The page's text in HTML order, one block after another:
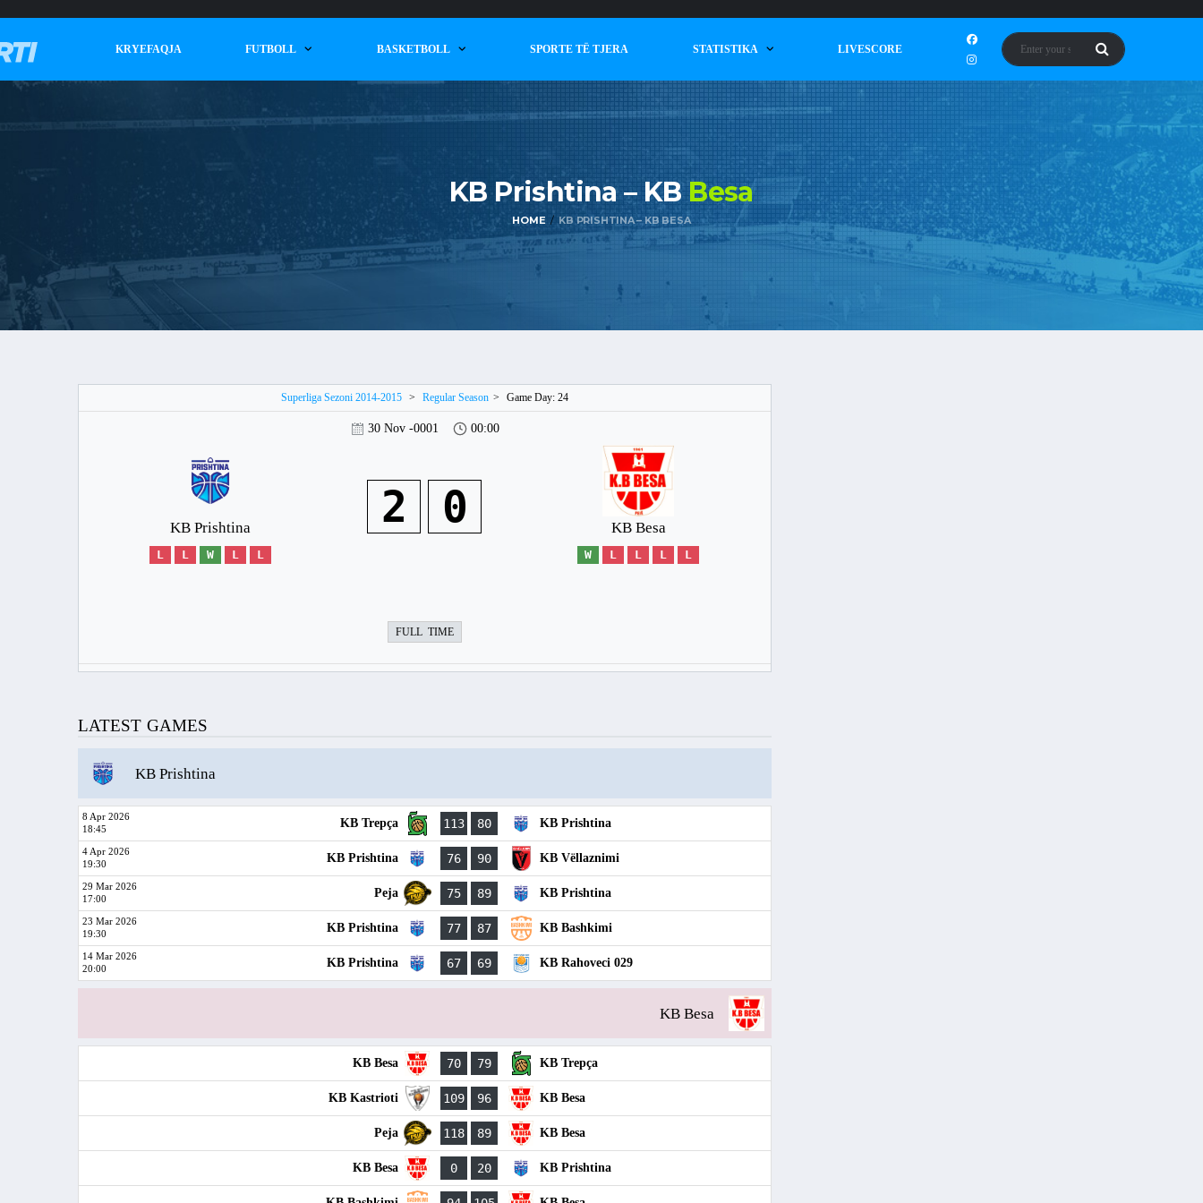
KRYEFAQJA FUTBOLL BASKETBOLL SPORTE TË TJERA STATISTIKA LIVESCORE
KB Prishtina – KBBesa
HOME KB PRISHTINA – KB BESA
Superliga Sezoni 2014-2015 > Regular Season > Game Day: 24
30 Nov -0001 00:00
KB Prishtina
L L W L L
2 0 KB Besa
W L L L L
FULL TIME
LATEST GAMES
KB Prishtina
8 Apr 2026
18:45
KB Trepça 113 80 KB Prishtina
4 Apr 2026
19:30
KB Prishtina 76 90 KB Vëllaznimi
29 Mar 2026
17:00
Peja 75 89 KB Prishtina
23 Mar 2026
19:30
KB Prishtina 77 87 KB Bashkimi
14 Mar 2026
20:00
KB Prishtina 67 69 KB Rahoveci 029
KB Besa
KB Besa 70 79 KB Trepça
KB Kastrioti 109 96 KB Besa
Peja 118 89 KB Besa
KB Besa 0 20 KB Prishtina